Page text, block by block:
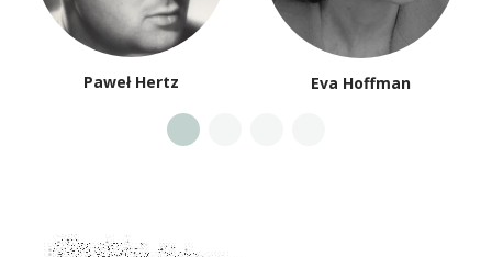
Paweł Hertz Eva Hoffman